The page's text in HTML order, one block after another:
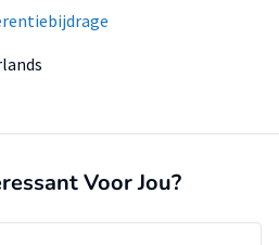
Voor Jou?